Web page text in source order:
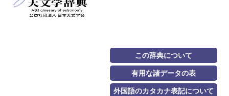
この辞典について
有用な諸データの表
外国語のカタカナ表記について